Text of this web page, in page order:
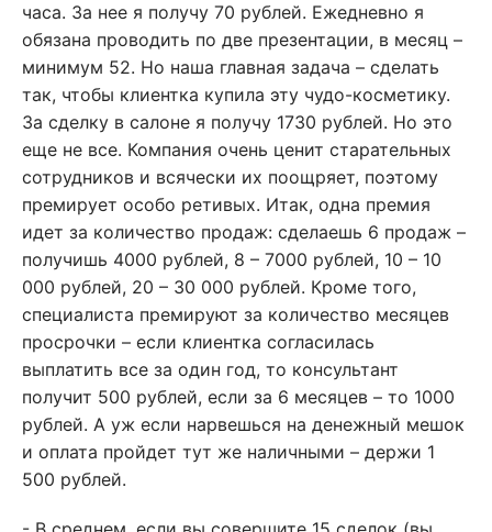
часа. За нее я получу 70 рублей. Ежедневно я
обязана проводить по две презентации, в месяц –
минимум 52. Но наша главная задача – сделать
так, чтобы клиентка купила эту чудо-косметику.
За сделку в салоне я получу 1730 рублей. Но это
еще не все. Компания очень ценит старательных
сотрудников и всячески их поощряет, поэтому
премирует особо ретивых. Итак, одна премия
идет за количество продаж: сделаешь 6 продаж –
получишь 4000 рублей, 8 – 7000 рублей, 10 – 10
000 рублей, 20 – 30 000 рублей. Кроме того,
специалиста премируют за количество месяцев
просрочки – если клиентка согласилась
выплатить все за один год, то консультант
получит 500 рублей, если за 6 месяцев – то 1000
рублей. А уж если нарвешься на денежный мешок
и оплата пройдет тут же наличными – держи 1
500 рублей.